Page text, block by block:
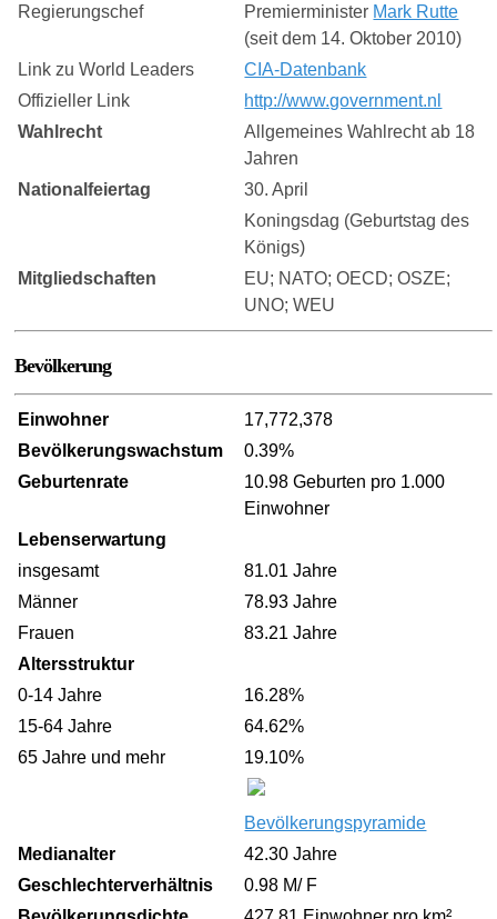
Regierungschef
Premierminister Mark Rutte
(seit dem 14. Oktober 2010)
Link zu World Leaders
CIA-Datenbank
Offizieller Link
http://www.government.nl
Wahlrecht
Allgemeines Wahlrecht ab 18
Jahren
Nationalfeiertag
30. April
Koningsdag (Geburtstag des
Königs)
Mitgliedschaften
EU; NATO; OECD; OSZE;
UNO; WEU
Bevölkerung
Einwohner
17,772,378
Bevölkerungswachstum
0.39%
Geburtenrate
10.98 Geburten pro 1.000
Einwohner
Lebenserwartung
insgesamt
81.01 Jahre
Männer
78.93 Jahre
Frauen
83.21 Jahre
Altersstruktur
0-14 Jahre
16.28%
15-64 Jahre
64.62%
65 Jahre und mehr
19.10%
Bevölkerungspyramide
Medianalter
42.30 Jahre
Geschlechterverhältnis
0.98 M/ F